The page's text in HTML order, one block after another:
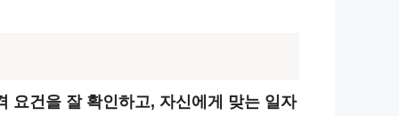
요건을 잘 확인하고, 자신에게 맞는 일자